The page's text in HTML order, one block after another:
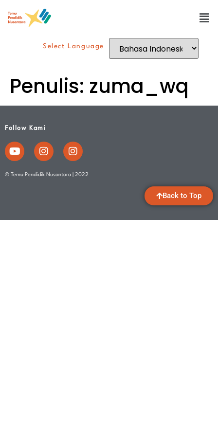
Select Language
Penulis: zuma_wq
Follow Kami
© Temu Pendidik Nusantara | 2022
Back to Top